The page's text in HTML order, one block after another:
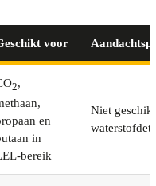
voor
2,
en
in
bereik
Niet